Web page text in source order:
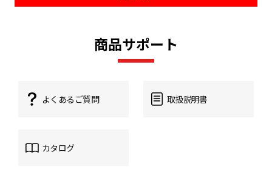
商品サポート
よくあるご質問 取扱説明書
カタログ